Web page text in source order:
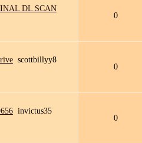
DL SCAN
0
scottbillyy8
0
invictus35
0